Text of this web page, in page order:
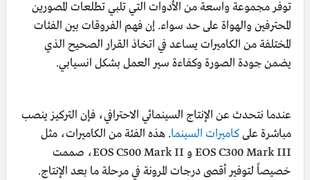
توفر مجموعة واسعة من الأدوات التي تلبي تطلعات المصورين
المحترفين والهواة على حد سواء. إن فهم الفروقات بين الفئات
المختلفة من الكاميرات يساعد في اتخاذ القرار الصحيح الذي
يضمن جودة الصورة وكفاءة سير العمل بشكل انسيابي.
عندما نتحدث عن الإنتاج السينمائي الاحترافي، فإن التركيز ينصب
مباشرة علىكاميرات السينما. هذه الفئة من الكاميرات، مثل
EOS C300 Mark III و EOS C500 Mark II، صممت
خصيصاً لتوفير أقصى درجات المرونة في مرحلة ما بعد الإنتاج.